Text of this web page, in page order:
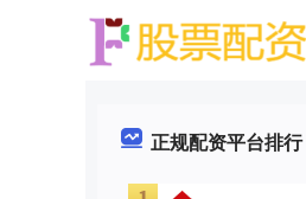
正规配资平台排行